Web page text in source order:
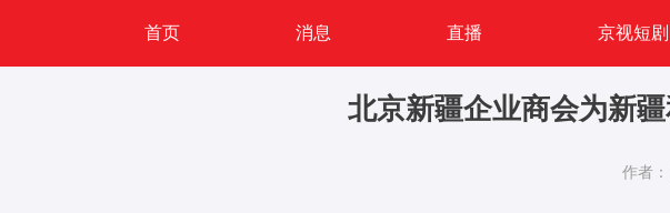
首页 消息 直播 京视短剧
北京新疆企业商会为新
作者